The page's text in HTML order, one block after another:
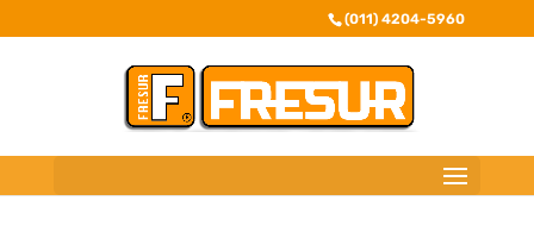
(011) 4204-5960